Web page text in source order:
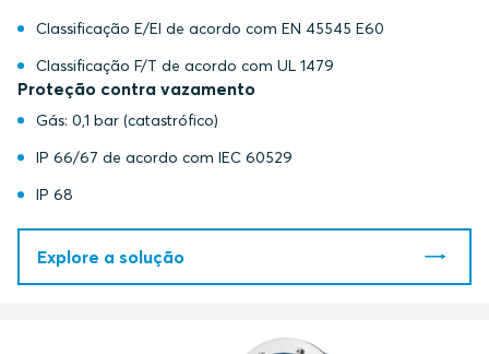
Classificação E/EI de acordo com EN 45545 E60
Classificação F/T de acordo com UL 1479
Proteção contra vazamento
Gás: 0,1 bar (catastrófico)
IP 66/67 de acordo com IEC 60529
IP 68
Explore a solução